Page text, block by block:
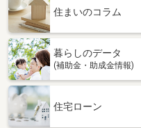
住まいのコラム
暮らしのデータ
(補助金・助成金情報)
住宅ローン